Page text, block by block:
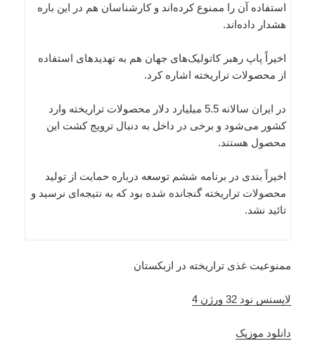
استفاده آن را ممنوع کرده‌اند و کارشناسان هم در این باره
هشدار داده‌اند.
اخیراً پاپ رهبر کاتولیک‌های جهان هم به تهدیدهای استفاده
از محصولات تراریخته اشاره کرد.
در ایران سالانه 5.5 میلیارد دلار محصولات تراریخته وارد
کشور می‌شود و برخی در داخل به دنبال ترویج کشت این
محصول هستند.
اخیراً بندی در برنامه ششم توسعه درباره حمایت از تولید
محصولات تراریخته گنجانده شده بود که به نتیجه‌ای نرسید و
تائید نشد.
ممنوعیت غذی تراریخته در ازبکستان
لایسنس نود 32 ورژن 4
دانلود موزیک